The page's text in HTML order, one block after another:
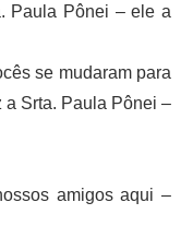
Pônei – ele a
se mudaram para
Srta. Paula Pônei –
amigos aqui –